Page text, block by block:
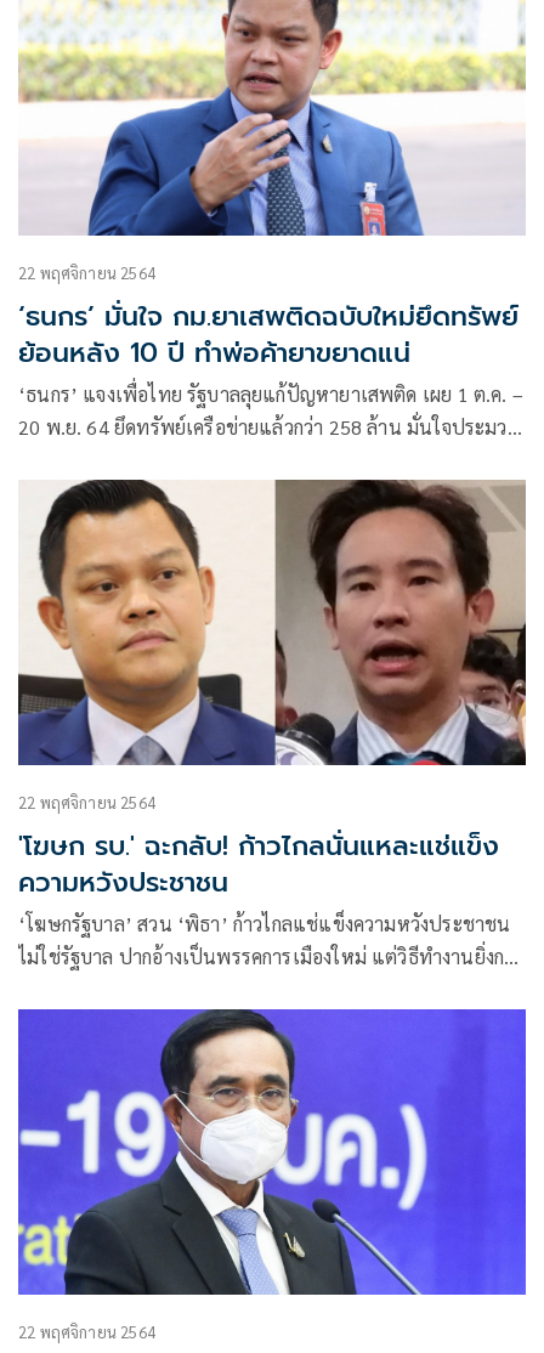
22 พฤศจิกายน 2564
‘ธนกร’ มั่นใจ กม.ยาเสพติดฉบับใหม่ยึดทรัพย์
ย้อนหลัง 10 ปี ทำพ่อค้ายาขยาดแน่
‘ธนกร’ แจงเพื่อไทย รัฐบาลลุยแก้ปัญหายาเสพติด เผย 1 ต.ค. –
20 พ.ย. 64 ยึดทรัพย์เครือข่ายแล้วกว่า 258 ล้าน มั่นใจประมวล
22 พฤศจิกายน 2564
'โฆษก รบ.' ฉะกลับ! ก้าวไกลนั่นแหละแช่แข็ง
ความหวังประชาชน
‘โฆษกรัฐบาล’ สวน ‘พิธา’ ก้าวไกลแช่แข็งความหวังประชาชน
ไม่ใช่รัฐบาล ปากอ้างเป็นพรรคการเมืองใหม่ แต่วิธีทำงานยิ่งกว่า
22 พฤศจิกายน 2564